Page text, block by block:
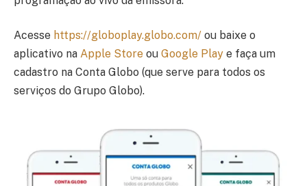
Acesse https://globoplay.globo.com/ ou baixe o
aplicativo na Apple Store ou Google Play e faça um
cadastro na Conta Globo (que serve para todos os
serviços do Grupo Globo).